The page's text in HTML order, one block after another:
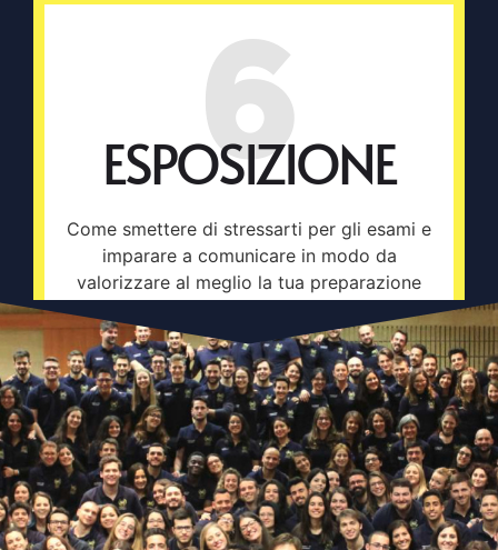
6
ESPOSIZIONE
Come smettere di stressarti per gli esami e
imparare a comunicare in modo da
valorizzare al meglio la tua preparazione